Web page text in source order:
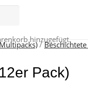
hinzugefügt.
/
Pack)